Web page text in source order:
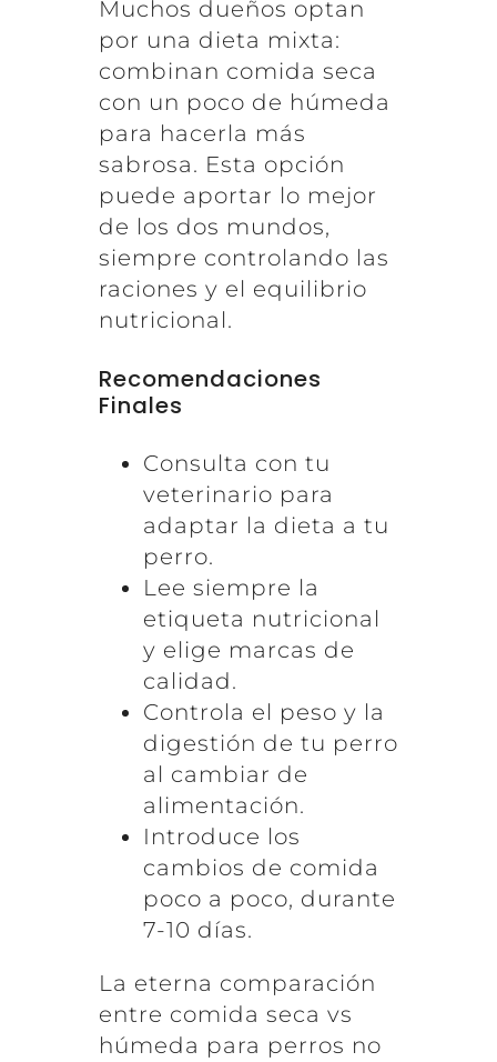
Muchos dueños optan
por una dieta mixta:
combinan comida seca
con un poco de húmeda
para hacerla más
sabrosa. Esta opción
puede aportar lo mejor
de los dos mundos,
siempre controlando las
raciones y el equilibrio
nutricional.
Recomendaciones
Finales
Consulta con tu
veterinario para
adaptar la dieta a tu
perro.
Lee siempre la
etiqueta nutricional
y elige marcas de
calidad.
Controla el peso y la
digestión de tu perro
al cambiar de
alimentación.
Introduce los
cambios de comida
poco a poco, durante
7-10 días.
La eterna comparación
entre comida seca vs
húmeda para perros no